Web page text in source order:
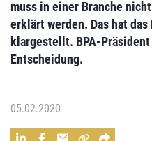
muss in einer Branche
erklärt werden. Das hat
klargestellt. BPA-
Entscheidung.
05.02.2020